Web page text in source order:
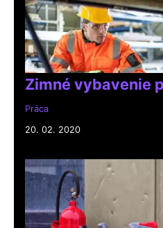
Zimné vybavenie
Práca
20. 02. 2020